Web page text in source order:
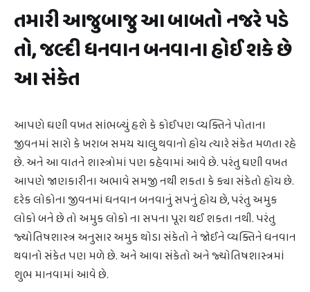
તમારી આજુબાજુ આ બાબતો નજરે પડે
તો, જલ્દી ધનવાન બનવાના હોઈ શકે છે
આ સંકેત
આપણે ઘણી વખત સાંભળ્યું હશે કે કોઈપણ વ્યક્તિને પોતાના
જીવનમાં સારો કે ખરાબ સમય ચાલુ થવાનો હોય ત્યારે સંકેત મળતા રહે
છે. અને આ વાતને શાસ્ત્રોમાં પણ કહેવામાં આવે છે. પરંતુ ઘણી વખત
આપણે જાણકારીના અભાવે સમજી નથી શકતા કે ક્યા સંકેતો હોય છે.
દરેક લોકોના જીવનમાં ધનવાન બનવાનું સપનું હોય છે, પરંતુ અમુક
લોકો બને છે તો અમુક લોકો ના સપના પૂરા થઈ શકતા નથી. પરંતુ
જ્યોતિષશાસ્ત્ર અનુસાર અમુક થોડા સંકેતો ને જોઈને વ્યક્તિને ધનવાન
થવાનો સંકેત પણ મળે છે. અને આવા સંકેતો અને જ્યોતિષશાસ્ત્રમાં
શુભ માનવામાં આવે છે.